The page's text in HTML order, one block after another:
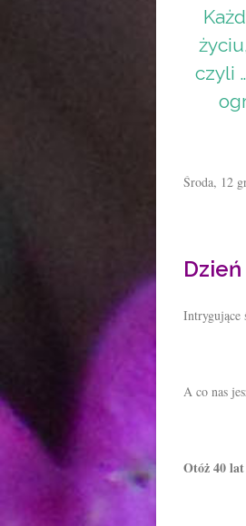
czyli
Środa, 12
Intrygujące
A co nas
Otóż 40